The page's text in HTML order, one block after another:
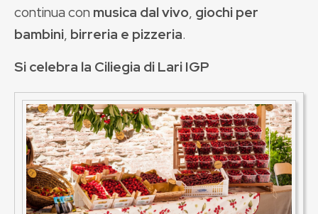
continua con musica dal vivo, giochi per
bambini, birreria e pizzeria.
Si celebra la Ciliegia di Lari IGP